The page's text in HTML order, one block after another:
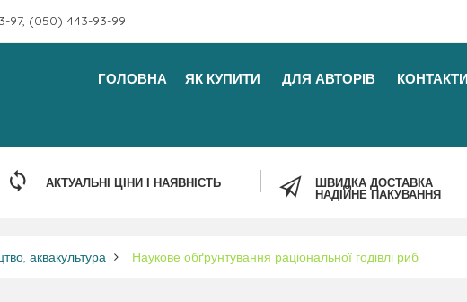
97, (050) 443-93-99
ГОЛОВНА ЯК КУПИТИ ДЛЯ АВТОРІВ
АКТУАЛЬНІ ЦІНИ І НАЯВНІСТЬ
ШВИДКА ДОСТАВКА
НАДІЙНЕ ПАКУВАННЯ
аквакультура Наукове обґрунтування раціональної годівлі риб